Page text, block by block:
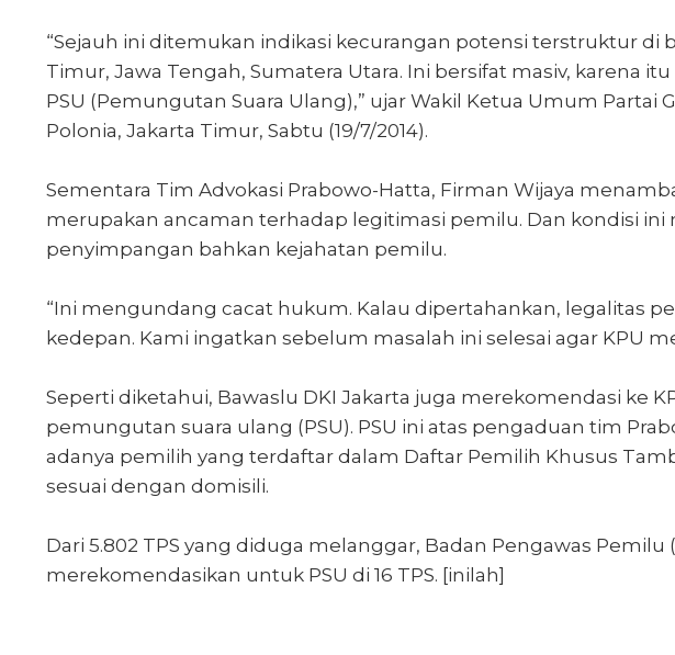
“Sejauh ini ditemukan indikasi kecurangan potensi terstruktur di
Timur, Jawa Tengah, Sumatera Utara. Ini bersifat masiv, karena
PSU (Pemungutan Suara Ulang),” ujar Wakil Ketua Umum Partai
Polonia, Jakarta Timur, Sabtu (19/7/2014).
Sementara Tim Advokasi Prabowo-Hatta, Firman Wijaya
merupakan ancaman terhadap legitimasi pemilu. Dan kondisi ini
penyimpangan bahkan kejahatan pemilu.
“Ini mengundang cacat hukum. Kalau dipertahankan, legalitas
kedepan. Kami ingatkan sebelum masalah ini selesai agar KPU
Seperti diketahui, Bawaslu DKI Jakarta juga merekomendasi ke
pemungutan suara ulang (PSU). PSU ini atas pengaduan tim
adanya pemilih yang terdaftar dalam Daftar Pemilih Khusus
sesuai dengan domisili.
Dari 5.802 TPS yang diduga melanggar, Badan Pengawas Pemilu
merekomendasikan untuk PSU di 16 TPS. [inilah]